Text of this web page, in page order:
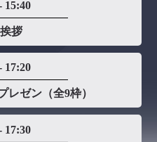
15:40
拶
17:20
レゼン（全9枠）
17:30